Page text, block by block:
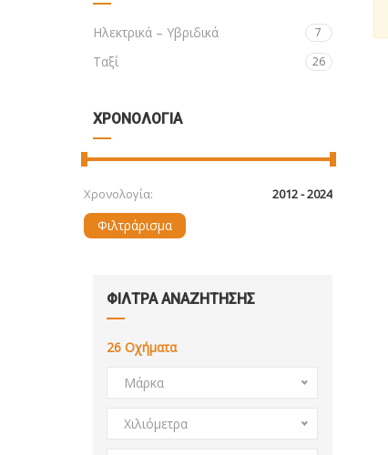
Ηλεκτρικά – Υβριδικά 7
Ταξί 26
ΧΡΟΝΟΛΟΓΙΑ
Χρονολογία:
Φιλτράρισμα
ΦΙΛΤΡΑ ΑΝΑΖΗΤΗΣΗΣ
26 Οχήματα
Μάρκα
Χιλιόμετρα